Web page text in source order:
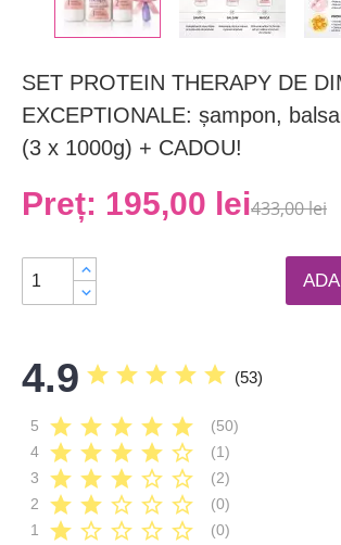
SET PROTEIN THERAPY DE
EXCEPTIONALE: șampon,
(3 x 1000g) + CADOU!
Preț: 195,00 lei433,00 lei
4.9 star star star star star (53)
5 star star star star star
(50)
4
star star star star star_border
(1)
3
star star star star_border star_border
(2)
2
star star star_border star_border star_border
(0)
1
star star_border star_border star_border star_border (0)